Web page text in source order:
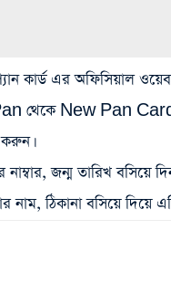
কার্ড এর অফিসিয়াল
থেকে New Pan
জন্ম তারিখ বসিয়ে
নাম, ঠিকানা বসিয়ে দিয়ে